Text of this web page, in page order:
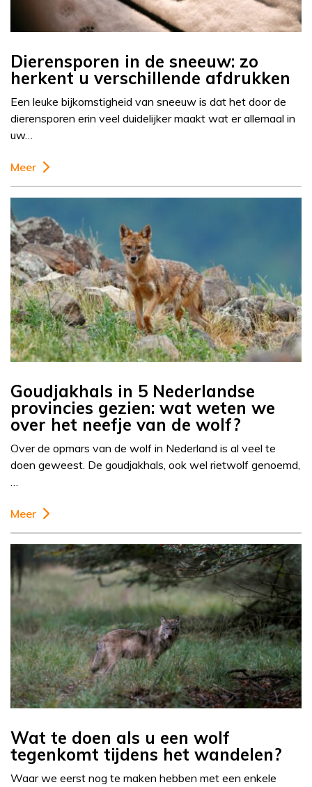
Dierensporen in de sneeuw: zo
herkent u verschillende afdrukken
Een leuke bijkomstigheid van sneeuw is dat het door de
dierensporen erin veel duidelijker maakt wat er allemaal in
uw…
Meer
Goudjakhals in 5 Nederlandse
provincies gezien: wat weten we
over het neefje van de wolf?
Over de opmars van de wolf in Nederland is al veel te
doen geweest. De goudjakhals, ook wel rietwolf genoemd,
…
Meer
Wat te doen als u een wolf
tegenkomt tijdens het wandelen?
Waar we eerst nog te maken hebben met een enkele